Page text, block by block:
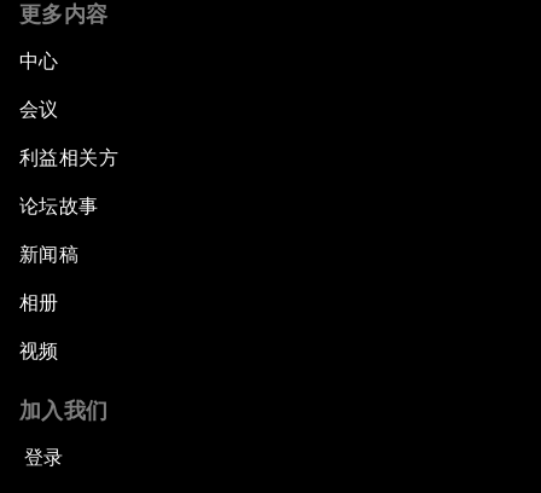
更多内容
中心
会议
利益相关方
论坛故事
新闻稿
相册
视频
加入我们
登录